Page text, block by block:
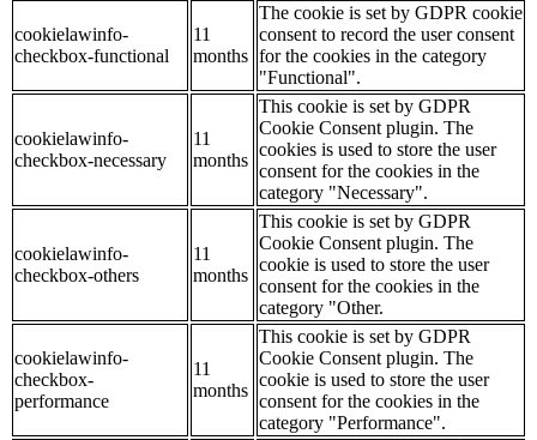
cookielawinfo-
checkbox-functional
11
months
The cookie is set by GDPR cookie
consent to record the user consent
for the cookies in the category
"Functional".
cookielawinfo-
checkbox-necessary
11
months
This cookie is set by GDPR
Cookie Consent plugin. The
cookies is used to store the user
consent for the cookies in the
category "Necessary".
cookielawinfo-
checkbox-others
11
months
This cookie is set by GDPR
Cookie Consent plugin. The
cookie is used to store the user
consent for the cookies in the
category "Other.
cookielawinfo-
checkbox-
performance
11
months
This cookie is set by GDPR
Cookie Consent plugin. The
cookie is used to store the user
consent for the cookies in the
category "Performance".